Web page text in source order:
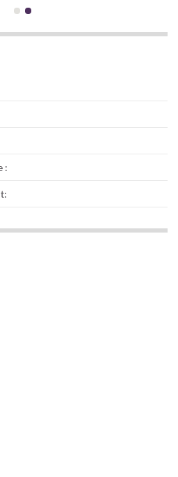
habe auch mal meine 5 Stunden am
hat man einfach keine Zeit mehr.
Ende hat. Zum Beispiel FreeCell
mehr Spaß mal so nebenbei ne
der nächsten Runde
: